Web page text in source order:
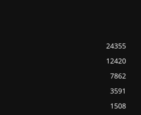
24355
12420
7862
3591
1508